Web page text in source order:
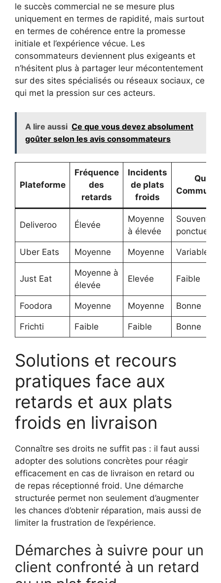
le succès commercial ne se mesure plus
uniquement en termes de rapidité, mais surtout
en termes de cohérence entre la promesse
initiale et l’expérience vécue. Les
consommateurs deviennent plus exigeants et
n’hésitent plus à partager leur mécontentement
sur des sites spécialisés ou réseaux sociaux, ce
qui met la pression sur ces acteurs.
A lire aussi Ce que vous devez absolument
goûter selon les avis consommateurs
Plateforme
Fréquence
des
retards
Incidents
de plats
froids
Deliveroo Élevée
Moyenne
à élevée
Souvent
ponctuelle
Uber Eats Moyenne Moyenne Variable
Just Eat
Moyenne à
élevée
Elevée Faible
Foodora Moyenne Moyenne Bonne
Frichti Faible Faible Bonne
Solutions et recours
pratiques face aux
retards et aux plats
froids en livraison
Connaître ses droits ne suffit pas : il faut aussi
adopter des solutions concrètes pour réagir
efficacement en cas de livraison en retard ou
de repas réceptionné froid. Une démarche
structurée permet non seulement d’augmenter
les chances d’obtenir réparation, mais aussi de
limiter la frustration de l’expérience.
Démarches à suivre pour un
client confronté à un retard